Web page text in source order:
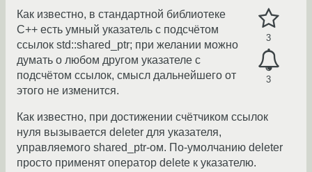
3
3
Как известно, в стандартной библиотеке
C++ есть умный указатель с подсчётом
ссылок std::shared_ptr; при желании можно
думать о любом другом указателе с
подсчётом ссылок, смысл дальнейшего от
этого не изменится.
Как известно, при достижении счётчиком ссылок
нуля вызывается deleter для указателя,
управляемого shared_ptr-ом. По-умолчанию deleter
просто применят оператор delete к указателю.